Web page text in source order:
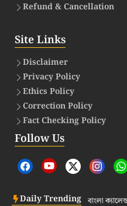
Refund & Cancellation
Site Links
Disclaimer
Privacy Policy
Ethics Policy
Correction Policy
Fact Checking Policy
Follow Us
Daily Trending বাংলা